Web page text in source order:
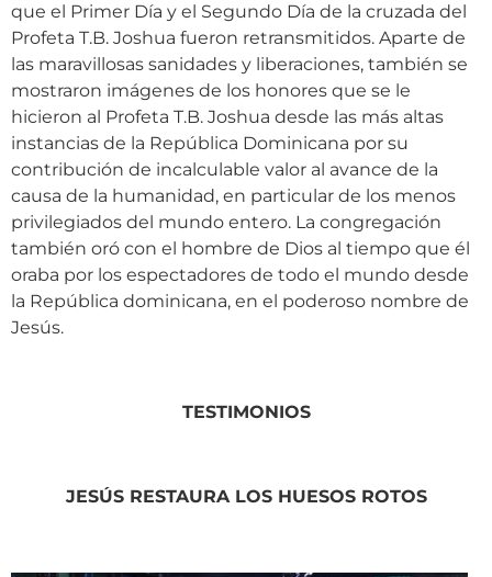
que el Primer Día y el Segundo Día de la cruzada del
Profeta T.B. Joshua fueron retransmitidos. Aparte de
las maravillosas sanidades y liberaciones, también se
mostraron imágenes de los honores que se le
hicieron al Profeta T.B. Joshua desde las más altas
instancias de la República Dominicana por su
contribución de incalculable valor al avance de la
causa de la humanidad, en particular de los menos
privilegiados del mundo entero. La congregación
también oró con el hombre de Dios al tiempo que él
oraba por los espectadores de todo el mundo desde
la República dominicana, en el poderoso nombre de
Jesús.
TESTIMONIOS
JESÚS RESTAURA LOS HUESOS ROTOS